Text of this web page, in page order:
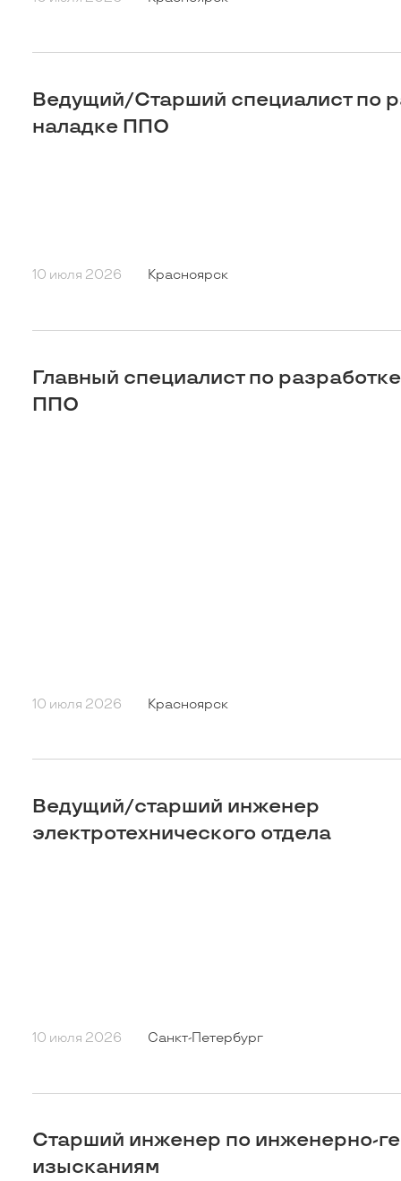
Ведущий/Старший специалист по
наладке ППО
10 июля 2026 Красноярск
Главный специалист по
ППО
10 июля 2026 Красноярск
Ведущий/старший инженер
электротехнического отдела
10 июля 2026 Санкт-Петербург
Старший инженер по инженерно-
изысканиям